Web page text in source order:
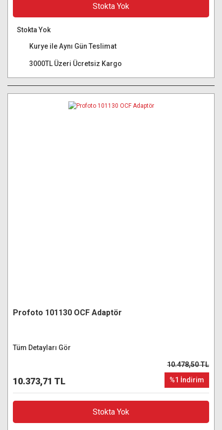
Stokta Yok
Stokta Yok
Kurye ile Aynı Gün Teslimat
3000TL Üzeri Ücretsiz Kargo
Profoto 101130 OCF Adaptör
Tüm Detayları Gör
10.373,71 TL
10.478,50 TL
%1 İndirim
Stokta Yok